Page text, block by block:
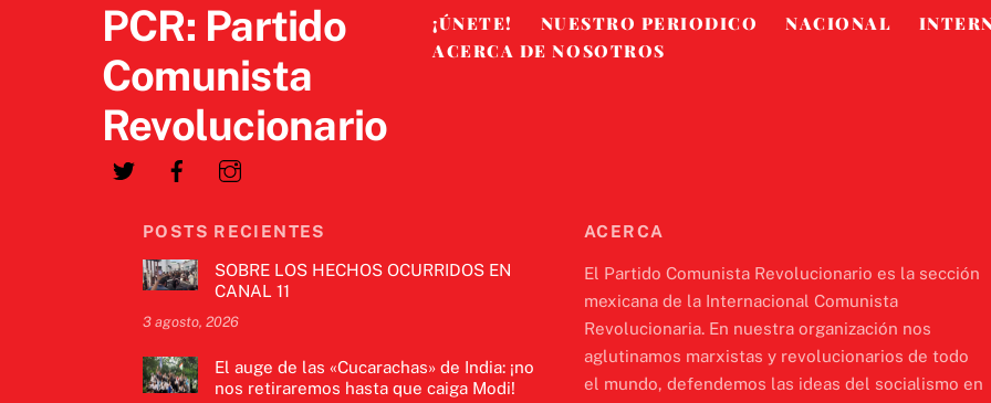
PCR: Partido
Comunista
Revolucionario
¡ÚNETE! NUESTRO PERIODICO NACIONAL
ACERCA DE NOSOTROS
POSTS RECIENTES
SOBRE LOS HECHOS OCURRIDOS EN
CANAL 11
3 agosto, 2026
El auge de las «Cucarachas» de India: ¡no
nos retiraremos hasta que caiga Modi!
ACERCA
El Partido Comunista Revolucionario es la sección
mexicana de la Internacional Comunista
Revolucionaria. En nuestra organización nos
aglutinamos marxistas y revolucionarios de todo
el mundo, defendemos las ideas del socialismo en